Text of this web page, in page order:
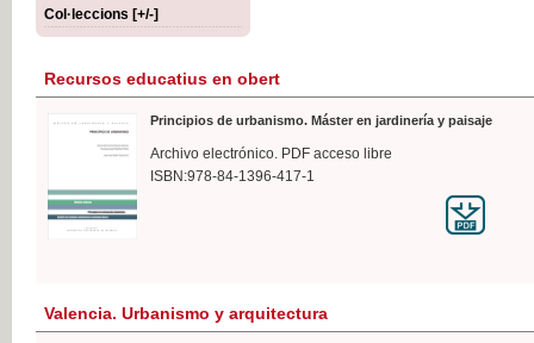
Col·leccions [+/-]
Recursos educatius en obert
Principios de urbanismo. Máster en jardinería y paisaje
Archivo electrónico. PDF acceso libre
ISBN:978-84-1396-417-1
Valencia. Urbanismo y arquitectura